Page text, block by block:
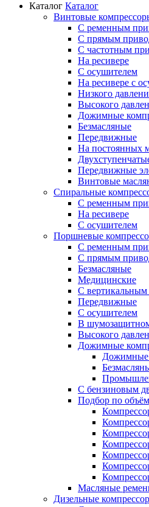
Каталог Каталог
Винтовые
С ременным
С прямым
С частотным
На ресивере
С осушителем
На ресивере с
Низкого
Высокого
Дожимные
Безмасляные
Передвижные
На постоянных
Передвижные
Винтовые
Спиральные
С ременным
На ресивере
С осушителем
Поршневые
С ременным
С прямым
Безмасляные
Медицинские
С вертикальным
Передвижные
С осушителем
В
Высокого
Дожимные
Дожимные
С бензиновым
Подбор по
Масляные
Дизельные